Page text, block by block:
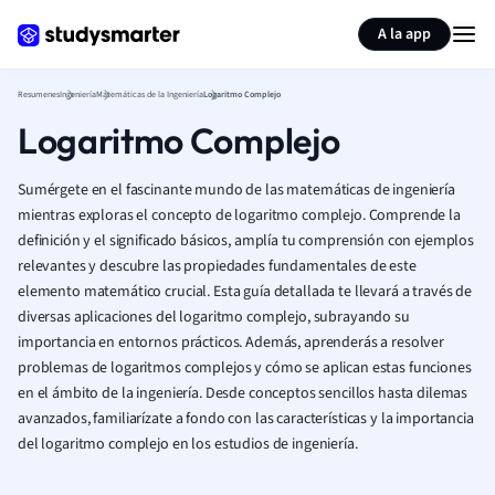
A la app
ResumenesIngenieríaMatemáticas de la IngenieríaLogaritmo Complejo
Logaritmo Complejo
Sumérgete en el fascinante mundo de las matemáticas de ingeniería
mientras exploras el concepto de logaritmo complejo. Comprende la
definición y el significado básicos, amplía tu comprensión con ejemplos
relevantes y descubre las propiedades fundamentales de este
elemento matemático crucial. Esta guía detallada te llevará a través de
diversas aplicaciones del logaritmo complejo, subrayando su
importancia en entornos prácticos. Además, aprenderás a resolver
problemas de logaritmos complejos y cómo se aplican estas funciones
en el ámbito de la ingeniería. Desde conceptos sencillos hasta dilemas
avanzados, familiarízate a fondo con las características y la importancia
del logaritmo complejo en los estudios de ingeniería.
Resumir página